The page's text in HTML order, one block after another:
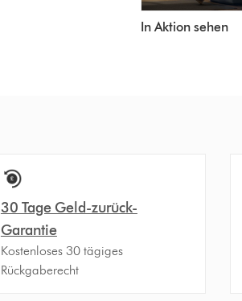
In Aktion sehen
30 Tage Geld-zurück-
Garantie
Kostenloses 30 tägiges
Rückgaberecht